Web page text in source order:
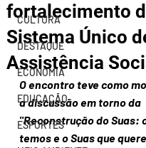
CULTURA
DESTAQUE
ECONOMIA
EDUCAÇÃO
ESPORTES
fortalecimento
Sistema Único
Assistência
O encontro teve como
a discussão em torno da
"Reconstrução do Suas:
temos e o Suas que